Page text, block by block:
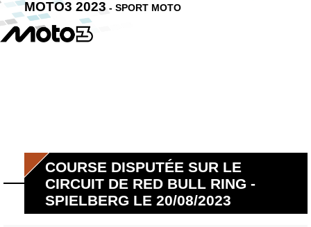
MOTO3 2023 - SPORT MOTO
COURSE DISPUTÉE SUR LE
CIRCUIT DE RED BULL RING -
SPIELBERG LE 20/08/2023